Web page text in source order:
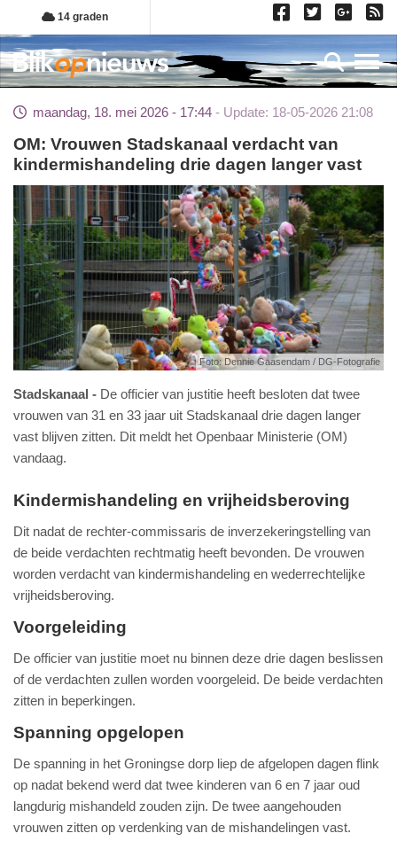
Overslaan
en
naar
de
gaan
14 graden
maandag, 18. mei 2026 - 17:44 Update: 18-05-2026 21:08
OM: Vrouwen Stadskanaal verdacht van
kindermishandeling drie dagen langer vast
Foto: Dennie Gaasendam / DG-Fotografie
Stadskanaal
De officier van justitie heeft besloten dat twee
vrouwen van 31 en 33 jaar uit Stadskanaal drie dagen langer
vast blijven zitten. Dit meldt het Openbaar Ministerie (OM)
vandaag.
Kindermishandeling en vrijheidsberoving
Dit nadat de rechter-commissaris de inverzekeringstelling van
de beide verdachten rechtmatig heeft bevonden. De vrouwen
worden verdacht van kindermishandeling en wederrechtelijke
vrijheidsberoving.
Voorgeleiding
De officier van justitie moet nu binnen deze drie dagen beslissen
of de verdachten zullen worden voorgeleid. De beide verdachten
zitten in beperkingen.
Spanning opgelopen
De spanning in het Groningse dorp liep de afgelopen dagen flink
op nadat bekend werd dat twee kinderen van 6 en 7 jaar oud
langdurig mishandeld zouden zijn. De twee aangehouden
vrouwen zitten op verdenking van de mishandelingen vast.